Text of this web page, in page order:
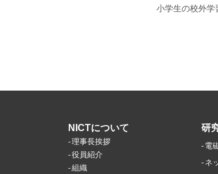
小学生の校外学
NICTについて
理事長挨拶
役員紹介
組織
研
電
ネ